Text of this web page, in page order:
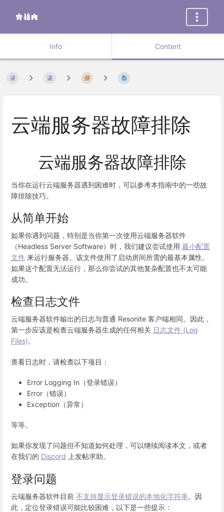
Info Content
云端服务器故障排除
云端服务器故障排除
当你在运行云端服务器遇到困难时，可以参考本指南中的一些故
障排除技巧。
从简单开始
如果你遇到问题，特别是当你第一次使用云端服务器软件
（Headless Server Software）时，我们建议尝试使用 最小配置
文件 来运行服务器。该文件使用了启动房间所需的最基本属性。
如果这个配置无法运行，那么你尝试的其他复杂配置也不太可能
成功。
检查日志文件
云端服务器软件输出的日志与普通 Resonite 客户端相同。因此，
第一步应该是检查云端服务器生成的任何相关 日志文件 (Log
Files)。
查看日志时，请检查以下项目：
Error Logging In（登录错误）
Error（错误）
Exception（异常）
等等。
如果你发现了问题但不知道如何处理，可以继续阅读本文，或者
在我们的 Discord 上发帖求助。
登录问题
云端服务器软件目前 不支持显示登录错误的本地化字符串。因
此，定位登录错误可能比较困难，以下是一些提示：